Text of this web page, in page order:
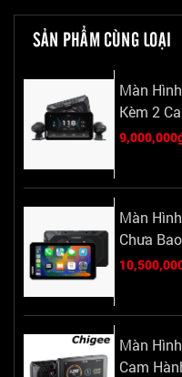
SẢN PHẨM CÙNG LOẠI
Màn
Kèm 2
Màn
Chưa
Màn
Cam